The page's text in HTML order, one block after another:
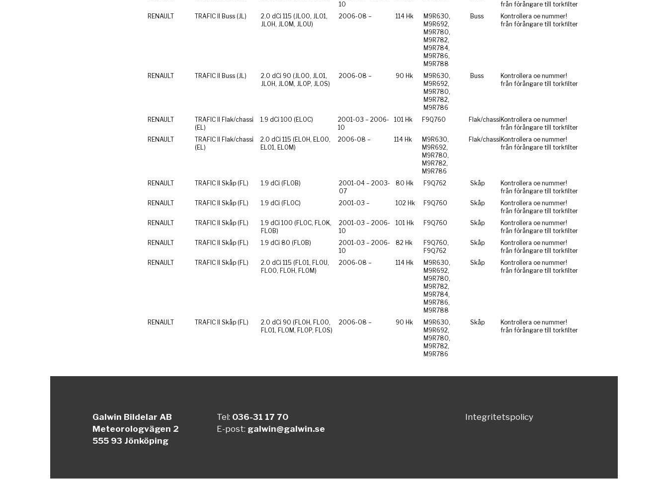
10
från förångare till torkfilter
RENAULT
TRAFIC II Buss (JL)
2.0 dCi 115 (JL00, JL01,
JL0H, JL0M, JL0U)
2006-08 – 114 Hk
M9R630,
M9R692,
M9R780,
M9R782,
M9R784,
M9R786,
M9R788
Buss
Kontrollera oe nummer!
från förångare till torkfilter
RENAULT TRAFIC II Buss (JL)
2.0 dCi 90 (JL00, JL01,
JL0H, JL0M, JL0P, JL0S)
2006-08 – 90 Hk
M9R630,
M9R692,
M9R780,
M9R782,
M9R786
Buss
Kontrollera oe nummer!
från förångare till torkfilter
RENAULT
TRAFIC II Flak/chassi
(EL)
1.9 dCi 100 (EL0C)
2001-03 – 2006-
10
101 Hk F9Q760 Flak/chassiKontrollera oe nummer!
från förångare till torkfilter
RENAULT
TRAFIC II Flak/chassi
(EL)
2.0 dCi 115 (EL0H, EL00,
EL01, EL0M)
2006-08 – 114 Hk
M9R630,
M9R692,
M9R780,
M9R782,
M9R786
Flak/chassiKontrollera oe nummer!
från förångare till torkfilter
RENAULT TRAFIC II Skåp (FL) 1.9 dCi (FL0B)
2001-04 – 2003-
07
80 Hk F9Q762 Skåp
Kontrollera oe nummer!
från förångare till torkfilter
RENAULT
TRAFIC II Skåp (FL) 1.9 dCi (FL0C) 2001-03 – 102 Hk F9Q760 Skåp
Kontrollera oe nummer!
från förångare till torkfilter
RENAULT
TRAFIC II Skåp (FL)
1.9 dCi 100 (FL0C, FL0K,
FL0B)
2001-03 – 2006-
10
101 Hk F9Q760 Skåp
Kontrollera oe nummer!
från förångare till torkfilter
RENAULT
TRAFIC II Skåp (FL) 1.9 dCi 80 (FL0B)
2001-03 – 2006-
10
82 Hk
F9Q760,
F9Q762
Skåp
Kontrollera oe nummer!
från förångare till torkfilter
RENAULT
TRAFIC II Skåp (FL)
2.0 dCi 115 (FL01, FL0U,
FL00, FL0H, FL0M)
2006-08 – 114 Hk
M9R630,
M9R692,
M9R780,
M9R782,
M9R784,
M9R786,
M9R788
Skåp
Kontrollera oe nummer!
från förångare till torkfilter
RENAULT TRAFIC II Skåp (FL)
2.0 dCi 90 (FL0H, FL00,
FL01, FL0M, FL0P, FL0S)
2006-08 – 90 Hk
M9R630,
M9R692,
M9R780,
M9R782,
M9R786
Skåp
Kontrollera oe nummer!
från förångare till torkfilter
Galwin Bildelar AB
Meteorologvägen 2
555 93 Jönköping
Tel: 036-31 17 70
E-post: galwin@galwin.se
Integritetspolicy